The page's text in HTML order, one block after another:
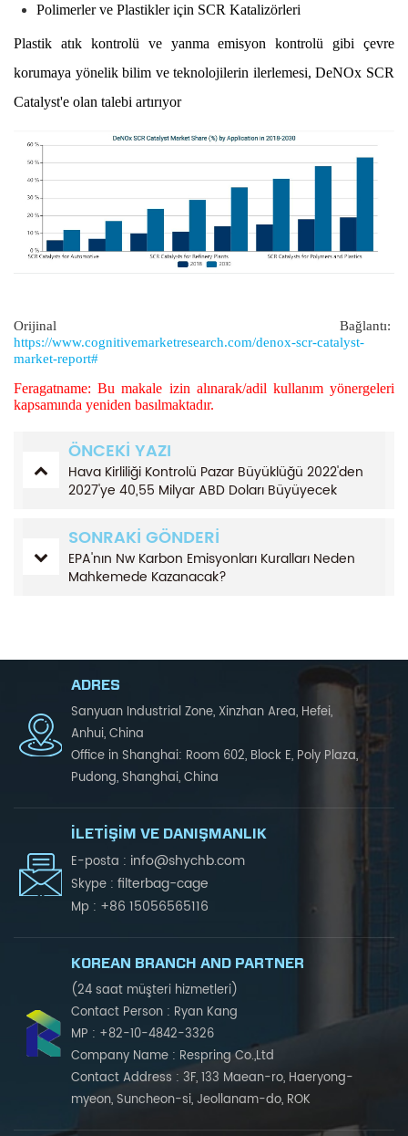
Polimerler ve Plastikler için SCR Katalizörleri
Plastik atık kontrolü ve yanma emisyon kontrolü gibi çevre
korumaya yönelik bilim ve teknolojilerin ilerlemesi, DeNOx SCR
Catalyst'e olan talebi artırıyor
Orijinal Bağlantı:
https://www.cognitivemarketresearch.com/denox-scr-catalyst-
market-report#
Feragatname: Bu makale izin alınarak/adil kullanım yönergeleri
kapsamında yeniden basılmaktadır.
ÖNCEKI YAZI
Hava Kirliliği Kontrolü Pazar Büyüklüğü 2022'den
2027'ye 40,55 Milyar ABD Doları Büyüyecek
SONRAKI GÖNDERI
EPA'nın Nw Karbon Emisyonları Kuralları Neden
Mahkemede Kazanacak?
ADRES
Sanyuan Industrial Zone, Xinzhan Area, Hefei,
Anhui, China
Office in Shanghai: Room 602, Block E, Poly Plaza,
Pudong, Shanghai, China
İLETIŞIM VE DANIŞMANLIK
E-posta : info@shychb.com
Skype : filterbag-cage
Mp : +86 15056565116
KOREAN BRANCH AND PARTNER
(24 saat müşteri hizmetleri)
Contact Person : Ryan Kang
MP : +82-10-4842-3326
Company Name : Respring Co.,Ltd
Contact Address : 3F, 133 Maean-ro, Haeryong-
myeon, Suncheon-si, Jeollanam-do, ROK